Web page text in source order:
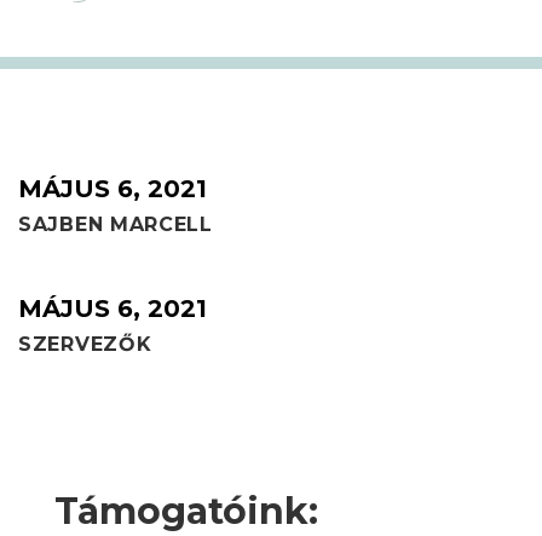
MÁJUS 6, 2021
SAJBEN MARCELL
MÁJUS 6, 2021
SZERVEZŐK
Támogatóink: